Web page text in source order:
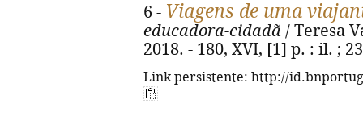
6 - Viagens de uma
educadora-cidadã / Teresa
2018. - 180, XVI, [1] p. : il. ;
Link persistente: http://